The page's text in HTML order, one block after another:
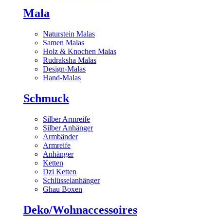
Mala
Naturstein Malas
Samen Malas
Holz & Knochen Malas
Rudraksha Malas
Design-Malas
Hand-Malas
Schmuck
Silber Armreife
Silber Anhänger
Armbänder
Armreife
Anhänger
Ketten
Dzi Ketten
Schlüsselanhänger
Ghau Boxen
Deko/Wohnaccessoires